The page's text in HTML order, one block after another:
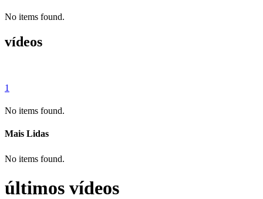
No items found.
vídeos
1
No items found.
Mais Lidas
No items found.
últimos vídeos